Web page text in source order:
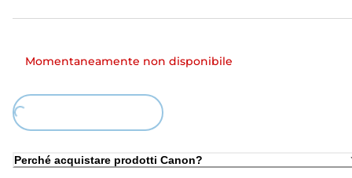
Momentaneamente non disponibile
Loading...
Perché acquistare prodotti Canon?